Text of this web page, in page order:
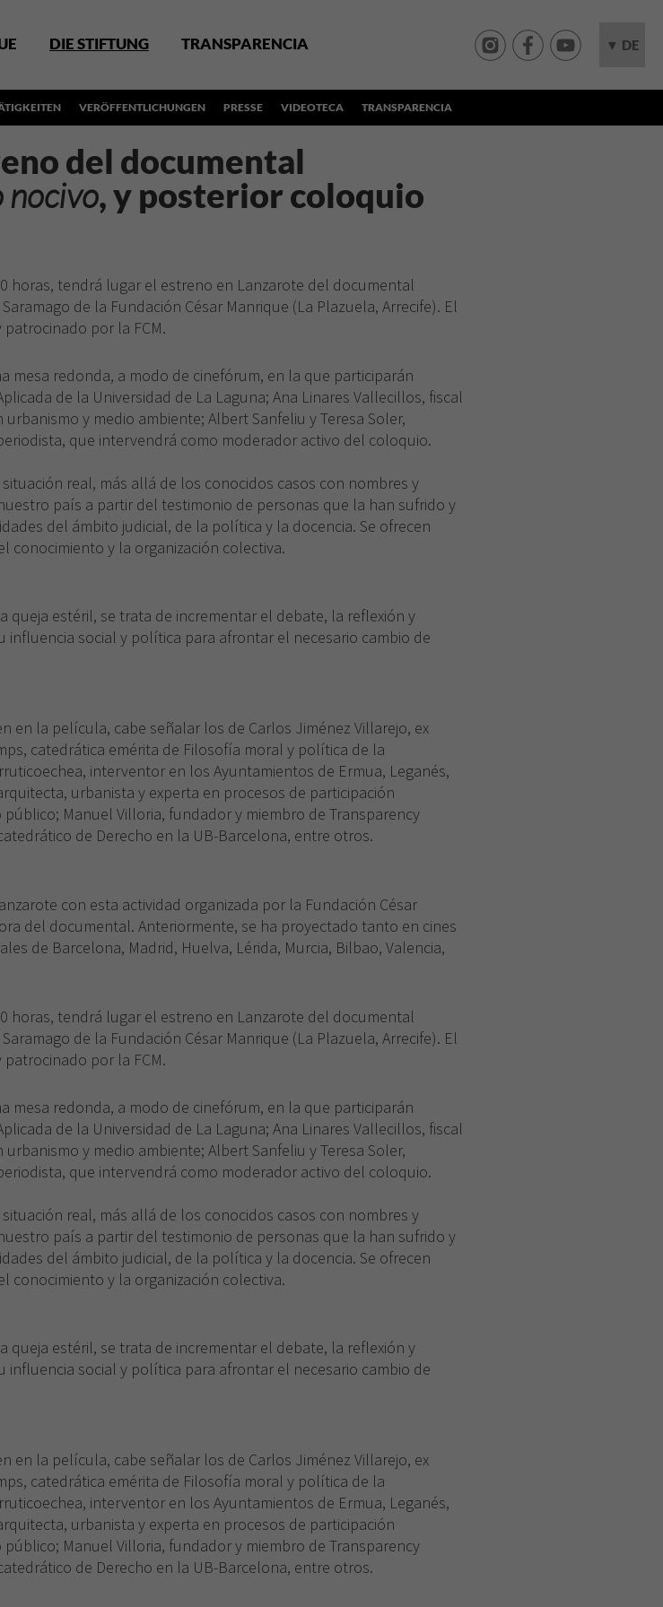
DIE STIFTUNG TRANSPARENCIA ▼ DE
VERÖFFENTLICHUNGEN PRESSE VIDEOTECA TRANSPARENCIA
del documental
nocivo, y posterior coloquio
horas, tendrá lugar el estreno en Lanzarote del documental
de la Fundación César Manrique (La Plazuela, Arrecife). El
por la FCM.
mesa redonda, a modo de cinefórum, en la que participarán
de la Universidad de La Laguna; Ana Linares Vallecillos, fiscal
y medio ambiente; Albert Sanfeliu y Teresa Soler,
que intervendrá como moderador activo del coloquio.
real, más allá de los conocidos casos con nombres y
país a partir del testimonio de personas que la han sufrido y
del ámbito judicial, de la política y la docencia. Se ofrecen
conocimiento y la organización colectiva.
queja estéril, se trata de incrementar el debate, la reflexión y
social y política para afrontar el necesario cambio de
en la película, cabe señalar los de Carlos Jiménez Villarejo, ex
catedrática emérita de Filosofía moral y política de la
interventor en los Ayuntamientos de Ermua, Leganés,
urbanista y experta en procesos de participación
Manuel Villoria, fundador y miembro de Transparency
de Derecho en la UB-Barcelona, entre otros.
con esta actividad organizada por la Fundación César
del documental. Anteriormente, se ha proyectado tanto en cines
de Barcelona, Madrid, Huelva, Lérida, Murcia, Bilbao, Valencia,
horas, tendrá lugar el estreno en Lanzarote del documental
de la Fundación César Manrique (La Plazuela, Arrecife). El
por la FCM.
mesa redonda, a modo de cinefórum, en la que participarán
de la Universidad de La Laguna; Ana Linares Vallecillos, fiscal
y medio ambiente; Albert Sanfeliu y Teresa Soler,
que intervendrá como moderador activo del coloquio.
real, más allá de los conocidos casos con nombres y
país a partir del testimonio de personas que la han sufrido y
del ámbito judicial, de la política y la docencia. Se ofrecen
conocimiento y la organización colectiva.
queja estéril, se trata de incrementar el debate, la reflexión y
social y política para afrontar el necesario cambio de
en la película, cabe señalar los de Carlos Jiménez Villarejo, ex
catedrática emérita de Filosofía moral y política de la
interventor en los Ayuntamientos de Ermua, Leganés,
urbanista y experta en procesos de participación
Manuel Villoria, fundador y miembro de Transparency
de Derecho en la UB-Barcelona, entre otros.
Necesarias
Estas
cookies no